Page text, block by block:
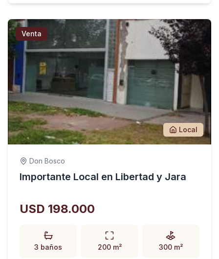
Venta
Local
Don Bosco
Importante Local en Libertad y Jara
USD 198.000
3 baños 200 m² 300 m²